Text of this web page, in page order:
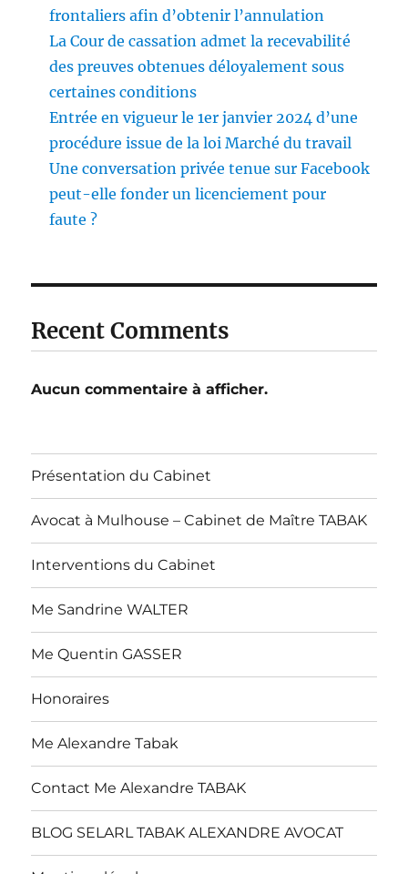
frontaliers afin d’obtenir l’annulation
La Cour de cassation admet la recevabilité
des preuves obtenues déloyalement sous
certaines conditions
Entrée en vigueur le 1er janvier 2024 d’une
procédure issue de la loi Marché du travail
Une conversation privée tenue sur Facebook
peut-elle fonder un licenciement pour
faute ?
Recent Comments
Aucun commentaire à afficher.
Présentation du Cabinet
Avocat à Mulhouse – Cabinet de Maître TABAK
Interventions du Cabinet
Me Sandrine WALTER
Me Quentin GASSER
Honoraires
Me Alexandre Tabak
Contact Me Alexandre TABAK
BLOG SELARL TABAK ALEXANDRE AVOCAT